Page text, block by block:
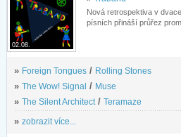
02.08.
Nová retrospektiva v
písních přináší průřez
» Foreign Tongues / Rolling Stones
» The Wow! Signal / Muse
» The Silent Architect / Teramaze
» zobrazit více...